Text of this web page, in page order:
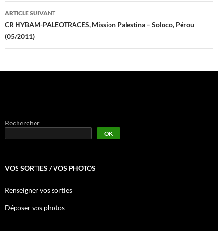
articles
ARTICLE SUIVANT
CR HYBAM-PALEOTRACES, Mission Palestina – Soloco, Pérou
(05/2011)
Rechercher
OK
VOS SORTIES / VOS PHOTOS
Renseigner vos sorties
Déposer vos photos